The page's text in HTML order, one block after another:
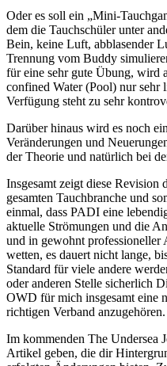
Oder es soll ein „Mini-
dem die Tauchschüler unter
Bein, keine Luft, abblasender
Trennung vom Buddy
für eine sehr gute Übung, wird
confined Water (Pool) nur sehr
Verfügung steht zu sehr
Darüber hinaus wird es noch
Veränderungen und
der Theorie und natürlich bei
Insgesamt zeigt diese
gesamten Tauchbranche und
einmal, dass PADI eine
aktuelle Strömungen und die
und in gewohnt professioneller
wetten, es dauert nicht lange,
Standard für viele andere
oder anderen Stelle sicherlich
OWD für mich insgesamt eine
richtigen Verband anzugehören.
Im kommenden The Undersea
Artikel geben, die dir